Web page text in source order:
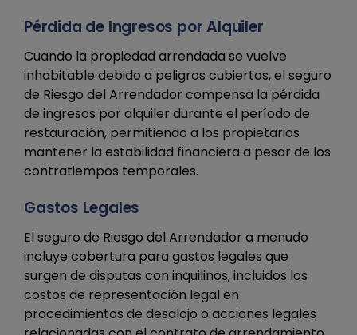
Pérdida de Ingresos por Alquiler
Cuando la propiedad arrendada se vuelve
inhabitable debido a peligros cubiertos, el seguro
de Riesgo del Arrendador compensa la pérdida
de ingresos por alquiler durante el período de
restauración, permitiendo a los propietarios
mantener la estabilidad financiera a pesar de los
contratiempos temporales.
Gastos Legales
El seguro de Riesgo del Arrendador a menudo
incluye cobertura para gastos legales que
surgen de disputas con inquilinos, incluidos los
costos de representación legal en
procedimientos de desalojo o acciones legales